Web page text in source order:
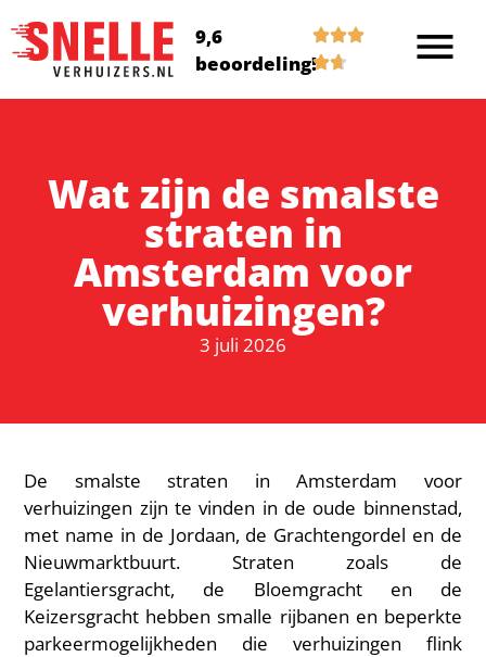
9,6
beoordeling!
Wat zijn de smalste
straten in
Amsterdam voor
verhuizingen?
3 juli 2026
De smalste straten in Amsterdam voor
verhuizingen zijn te vinden in de oude binnenstad,
met name in de Jordaan, de Grachtengordel en de
Nieuwmarktbuurt. Straten zoals de
Egelantiersgracht, de Bloemgracht en de
Keizersgracht hebben smalle rijbanen en beperkte
parkeermogelijkheden die verhuizingen flink